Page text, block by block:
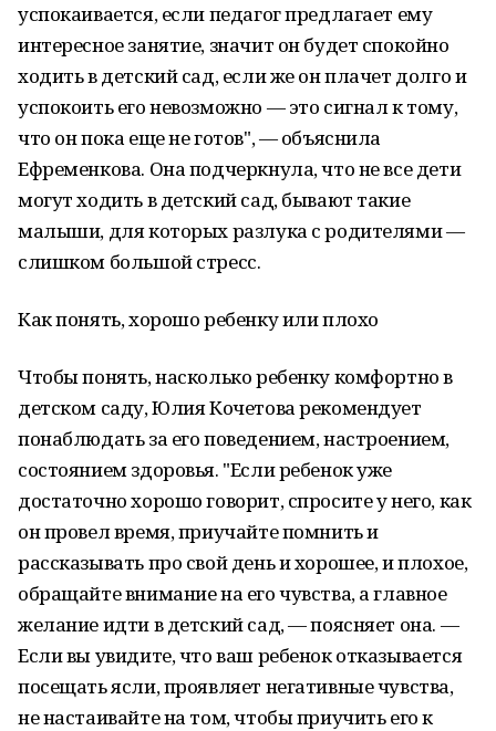
успокаивается, если педагог предлагает ему
интересное занятие, значит он будет спокойно
ходить в детский сад, если же он плачет долго и
успокоить его невозможно — это сигнал к тому,
что он пока еще не готов", — объяснила
Ефременкова. Она подчеркнула, что не все дети
могут ходить в детский сад, бывают такие
малыши, для которых разлука с родителями —
слишком большой стресс.
Как понять, хорошо ребенку или плохо
Чтобы понять, насколько ребенку комфортно в
детском саду, Юлия Кочетова рекомендует
понаблюдать за его поведением, настроением,
состоянием здоровья. "Если ребенок уже
достаточно хорошо говорит, спросите у него, как
он провел время, приучайте помнить и
рассказывать про свой день и хорошее, и плохое,
обращайте внимание на его чувства, а главное
желание идти в детский сад, — поясняет она. —
Если вы увидите, что ваш ребенок отказывается
посещать ясли, проявляет негативные чувства,
не настаивайте на том, чтобы приучить его к